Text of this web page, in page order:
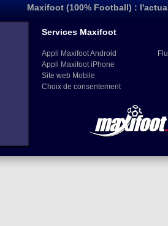
Maxifoot (100% Football) :
Services Maxifoot
Appli Maxifoot Android
Appli Maxifoot iPhone
Site web Mobile
Choix de consentement